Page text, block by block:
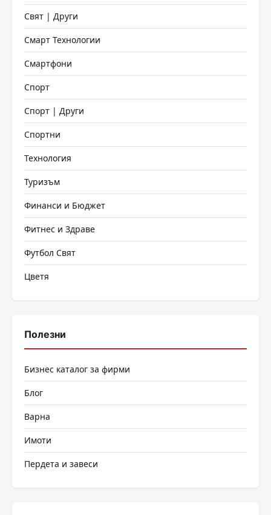
Свят | Други
Смарт Технологии
Смартфони
Спорт
Спорт | Други
Спортни
Технология
Туризъм
Финанси и Бюджет
Фитнес и Здраве
Футбол Свят
Цветя
Полезни
Бизнес каталог за фирми
Блог
Варна
Имоти
Пердета и завеси